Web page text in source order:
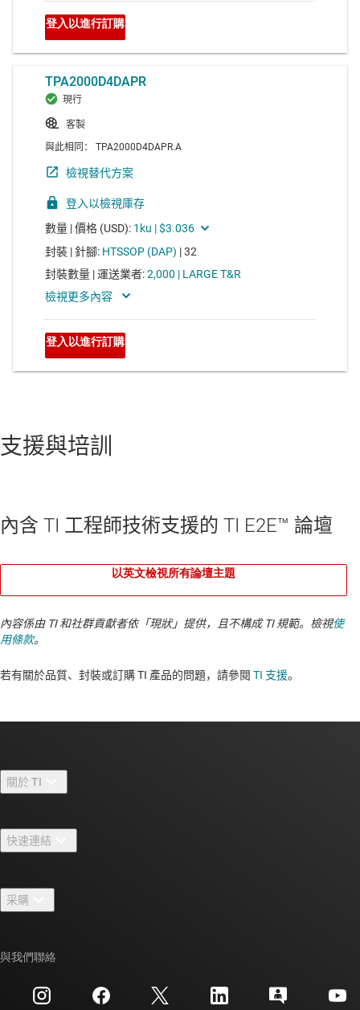
支援與培訓
內含 TI 工程師技術支援的 TI E2E™ 論壇
以英文檢視所有論壇主題
內容係由 TI 和社群貢獻者依「現狀」提供，且不構成 TI 規範。檢視使
用條款。
若有關於品質、封裝或訂購 TI 產品的問題，請參閱 TI 支援。​​​​​​​​​​​​​​
關於 TI
人才招募
新聞室
活動
投資人關系
快速連結
TI E2E™ 設計支援論壇
交互參考搜索
客戶支援中心
采購
與我們聯絡